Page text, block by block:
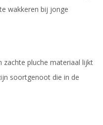
wakkeren bij jonge
zachte pluche materiaal lijkt
soortgenoot die in de